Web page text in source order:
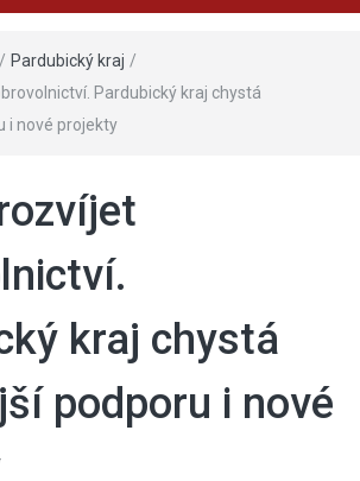
Pardubicka
/ Pardubický kraj /
Pardubický kraj chystá
i nové projekty
kraj chystá
podporu i nové